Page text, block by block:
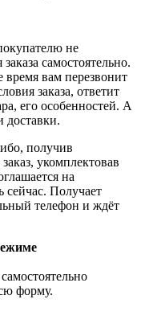
не
самостоятельно.
время вам перезвонит
заказа, ответит
его особенностей. А
доставки.
получив
укомплектовав
на
сейчас. Получает
телефон и ждёт
форму.